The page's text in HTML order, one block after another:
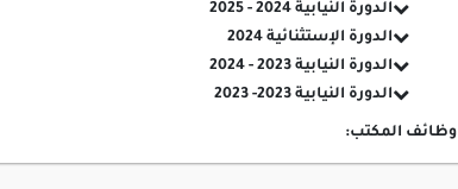
الدورة النيابية 2024 - 2025
الدورة الإستثنائية 2024
الدورة النيابية 2023 - 2024
الدورة النيابية 2023- 2023
وظائف المكتب: